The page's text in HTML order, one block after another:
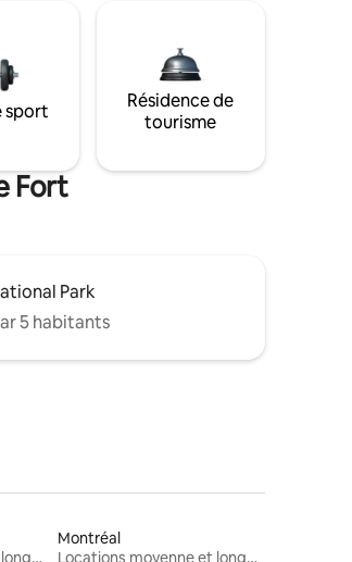
sport
Résidence de
tourisme
Fort
Park
5 habitants
Locations moyenne et longue durée
Montréal
Locations moyenne et longue durée